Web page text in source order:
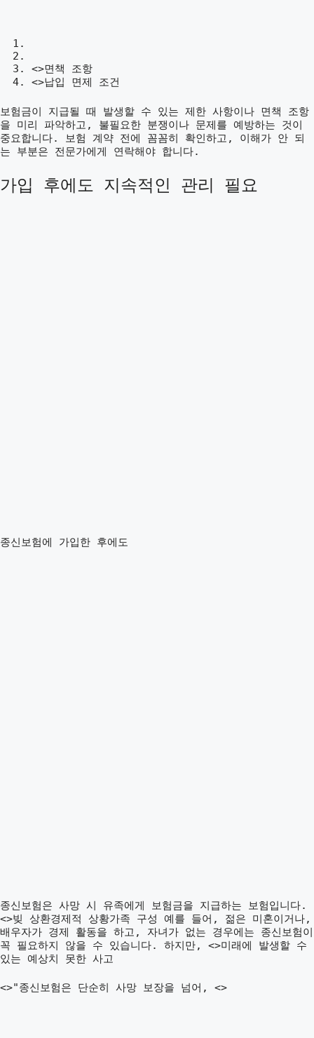
<>면책 조항
<>납입 면제 조건
보험금이 지급될 때 발생할 수 있는 제한 사항이나 면책 조항
을 미리 파악하고, 불필요한 분쟁이나 문제를 예방하는 것이
중요합니다. 보험 계약 전에 꼼꼼히 확인하고, 이해가 안 되
는 부분은 전문가에게 연락해야 합니다.
가입 후에도 지속적인 관리 필요
종신보험에 가입한 후에도
종신보험은 사망 시 유족에게 보험금을 지급하는 보험입니다.
<>빚 상환경제적 상황가족 구성 예를 들어, 젊은 미혼이거나,
배우자가 경제 활동을 하고, 자녀가 없는 경우에는 종신보험이
꼭 필요하지 않을 수 있습니다. 하지만, <>미래에 발생할 수
있는 예상치 못한 사고
<>"종신보험은 단순히 사망 보장을 넘어, <>